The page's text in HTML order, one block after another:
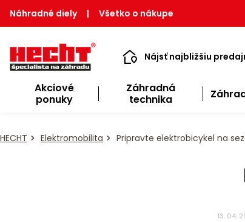
Náhradné diely | Všetko o nákupe
Nájsť najbližšiu
Akciové
ponuky
Záhradná
technika
HECHT Elektromobilita Pripravte elektrobicykel na
13. 04.